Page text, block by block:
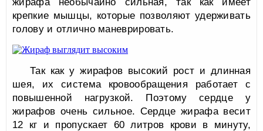
крепкие мышцы, которые позволяют удерживать
голову и отлично маневрировать.
Так как у жирафов высокий рост и длинная
шея, их система кровообращения работает с
повышенной нагрузкой. Поэтому сердце у
жирафов очень сильное. Сердце жирафа весит
12 кг и пропускает 60 литров крови в минуту,